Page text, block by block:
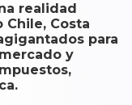
realidad
Chile, Costa
para
y